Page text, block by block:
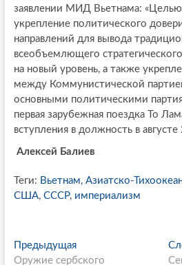
заявлении МИД Вьетнама: «Целью
укрепление политического
направлений для вывода
всеобъемлющего
на новый уровень, а также
между Коммунистической
основными политическими
первая зарубежная поездка То
вступления в должность в
Алексей Балиев
Теги: Вьетнам, Азиатско-
США, СССР, империализм
PПредыдущаяП
р
Оружие сербского